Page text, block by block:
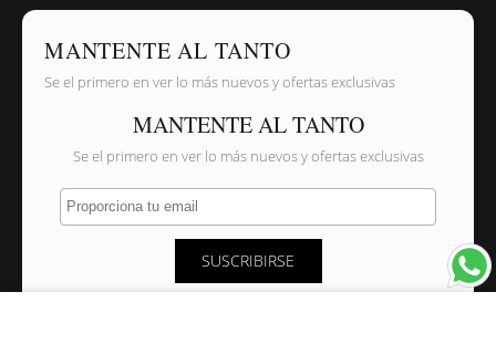
MANTENTE AL TANTO
Se el primero en ver lo más nuevos y ofertas exclusivas
MANTENTE AL TANTO
Se el primero en ver lo más nuevos y ofertas exclusivas
Proporciona tu email
SUSCRIBIRSE